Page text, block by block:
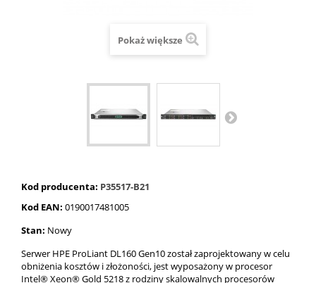
Pokaż większe
Kod producenta: P35517-B21
Kod EAN: 0190017481005
Stan: Nowy
Serwer HPE ProLiant DL160 Gen10 został zaprojektowany w celu
obniżenia kosztów i złożoności, jest wyposażony w procesor
Intel® Xeon® Gold 5218 z rodziny skalowalnych procesorów